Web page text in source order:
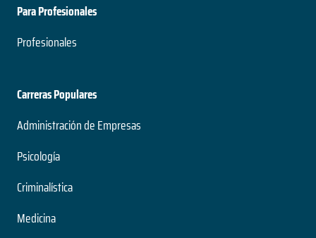
Para Profesionales
Profesionales
Carreras Populares
Administración de Empresas
Psicología
Criminalística
Medicina